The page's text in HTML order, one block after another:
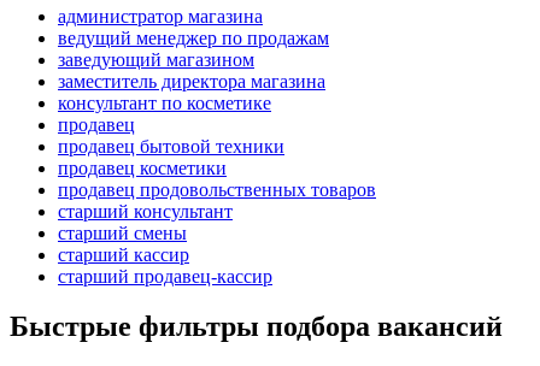
администратор магазина
ведущий менеджер по продажам
заведующий магазином
заместитель директора магазина
консультант по косметике
продавец
продавец бытовой техники
продавец косметики
продавец продовольственных товаров
старший консультант
старший смены
старший кассир
старший продавец-кассир
Быстрые фильтры подбора вакансий